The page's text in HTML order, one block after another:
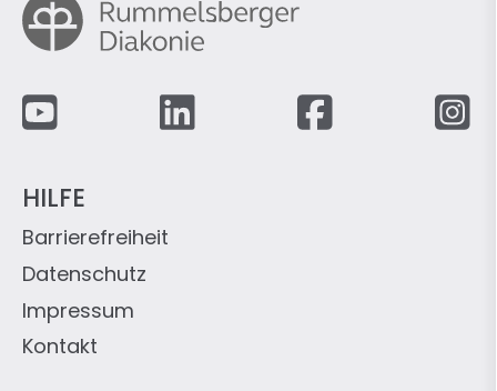
Fußzeile
HILFE
Kontakt
Impressum
Datenschutz
Barrierefreiheit